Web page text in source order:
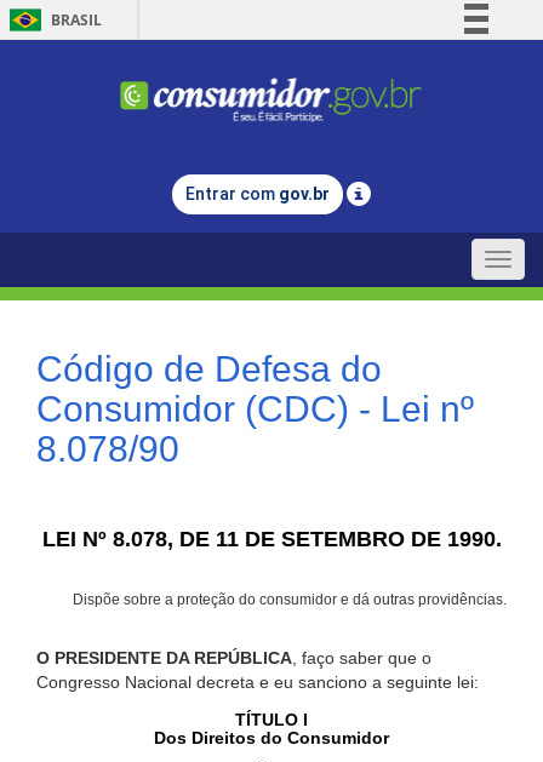
BRASIL
Comunica BR
Legislação
Entrar com gov.br
Toggle
Código de Defesa do
Consumidor (CDC) - Lei nº
8.078/90
LEI Nº 8.078, DE 11 DE SETEMBRO DE 1990.
Dispõe sobre a proteção do consumidor e dá outras providências.
O PRESIDENTE DA REPÚBLICA , faço saber que o
Congresso Nacional decreta e eu sanciono a seguinte lei:
TÍTULO I
Dos Direitos do Consumidor